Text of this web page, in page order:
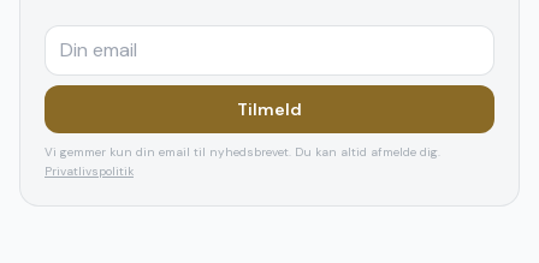
Tilmeld
Vi gemmer kun din email til nyhedsbrevet. Du kan altid afmelde dig.
Privatlivspolitik